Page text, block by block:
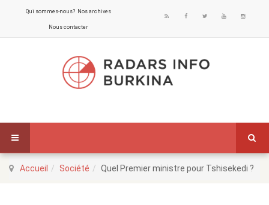
Qui sommes-nous? Nos archives
Nous contacter
Accueil Société Quel Premier ministre pour Tshisekedi ?